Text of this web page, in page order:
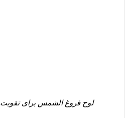
لوح فروغ الشمس برای تقویت